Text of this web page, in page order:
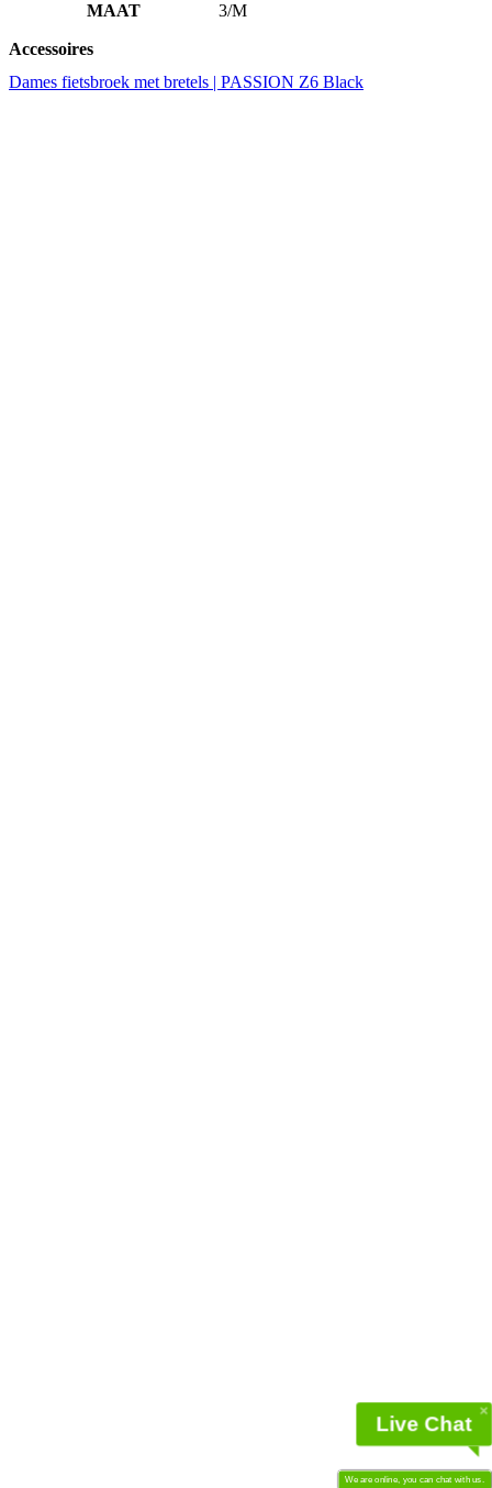
MAAT
3/M
Accessoires
Dames fietsbroek met bretels | PASSION Z6 Black
Live Chat
We are online, you can chat with us.